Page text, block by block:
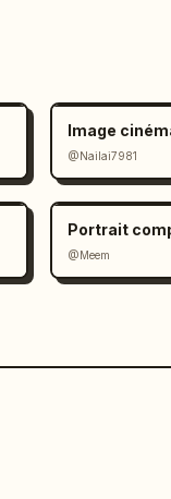
@Nailai7981
Portrait
@Meem